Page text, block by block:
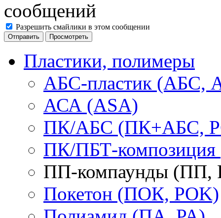
Разрешить смайлики в этом сообщении
Пластики, полимеры
АБС-пластик (АБС,
АСА (ASA)
ПК/АБС (ПК+АБС,
ПК/ПБТ-композиция
ПП-компаунды (ПП,
Покетон (ПОК, POK)